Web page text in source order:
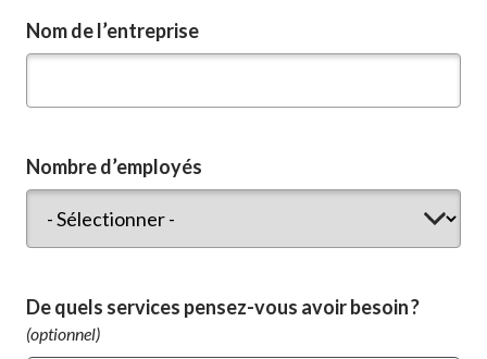
Nom de l’entreprise
Nombre d’employés
De quels services pensez-vous avoir besoin ?